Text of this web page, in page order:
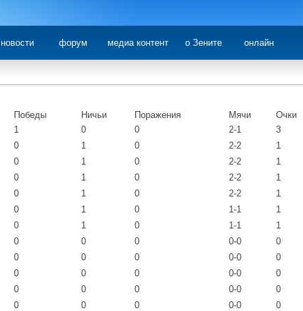
новости форум медиа контент о Зените онлайн
Победы Ничьи Поражения Мячи
Очки
1 0 0 2-1
3
0 1 0 2-2
1
0 1 0 2-2
1
0 1 0 2-2
1
0 1 0 2-2
1
0 1 0 1-1
1
0 1 0 1-1
1
0 0 0 0-0
0
0 0 0 0-0
0
0 0 0 0-0
0
0 0 0 0-0
0
0 0 0 0-0
0